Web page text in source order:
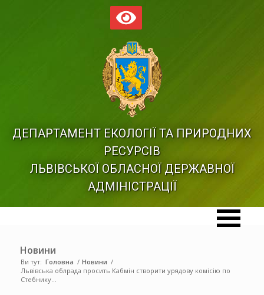
ДЕПАРТАМЕНТ ЕКОЛОГІЇ ТА ПРИРОДНИХ
РЕСУРСІВ
ЛЬВІВСЬКОЇ ОБЛАСНОЇ ДЕРЖАВНОЇ
АДМІНІСТРАЦІЇ
Новини
Ви тут: Головна / Новини /
Львівська облрада просить Кабмін створити урядову комісію по
Стебнику...